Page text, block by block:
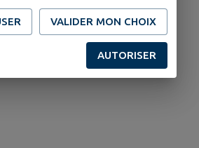
VALIDER MON CHOIX
AUTORISER